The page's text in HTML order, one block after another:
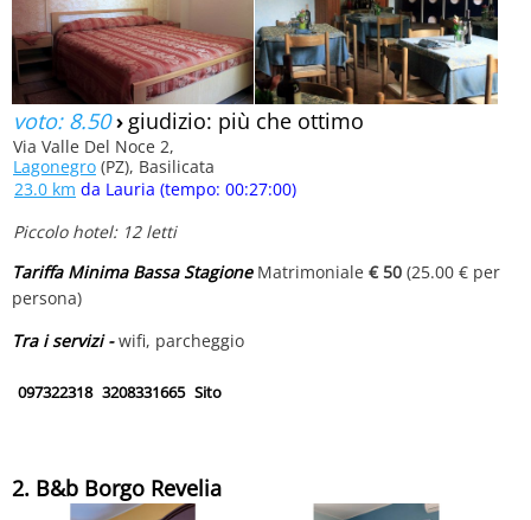
voto: 8.50› giudizio: più che ottimo
Via Valle Del Noce 2,
Lagonegro (PZ), Basilicata
23.0 km da Lauria (tempo: 00:27:00)
Piccolo hotel: 12 letti
Tariffa Minima Bassa StagioneMatrimoniale € 50 (25.00 € per
persona)
Tra i servizi -wifi, parcheggio
097322318 3208331665 Sito
2. B&b Borgo Revelia